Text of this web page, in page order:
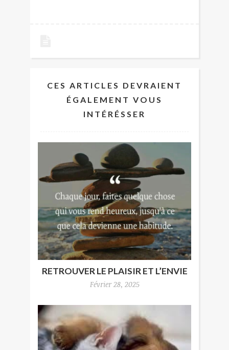
CES ARTICLES DEVRAIENT
ÉGALEMENT VOUS
INTÉRÉSSER
RETROUVER LE PLAISIR ET L’ENVIE
Février 28, 2025